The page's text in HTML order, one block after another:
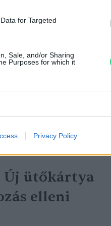
for Targeted
Sale, and/or Sharing
Purposes for which it
Privacy Policy
az
zöldhidrogén
Új ütőkártya
elleni